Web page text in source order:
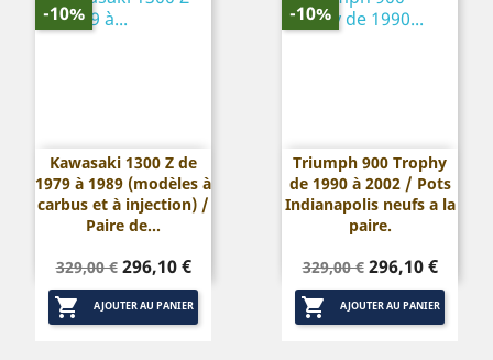
Kawasaki 1300 Z de
1979 à 1989 (modèles à
carbus et à injection) /
Paire de...
Prix
de
base
329,00 € Prix
296,10 €
 AJOUTER AU PANIER
-10%
Triumph 900 Trophy
de 1990 à 2002 / Pots
Indianapolis neufs a la
paire.
Prix
de
base
329,00 € Prix
296,10 €
 AJOUTER AU PANIER
-10%